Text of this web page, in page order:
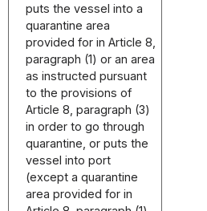
puts the vessel into a
quarantine area
provided for in Article 8,
paragraph (1) or an area
as instructed pursuant
to the provisions of
Article 8, paragraph (3)
in order to go through
quarantine, or puts the
vessel into port
(except a quarantine
area provided for in